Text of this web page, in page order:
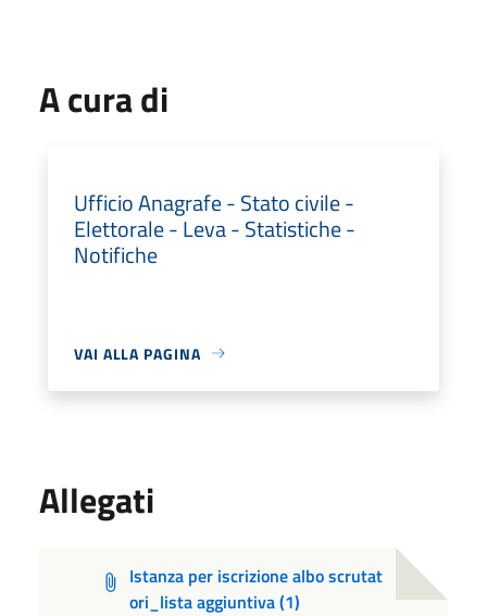
A cura di
Ufficio Anagrafe - Stato civile -
Elettorale - Leva - Statistiche -
Notifiche
VAI ALLA PAGINA
Allegati
Istanza per iscrizione albo scrutat
ori_lista aggiuntiva (1)